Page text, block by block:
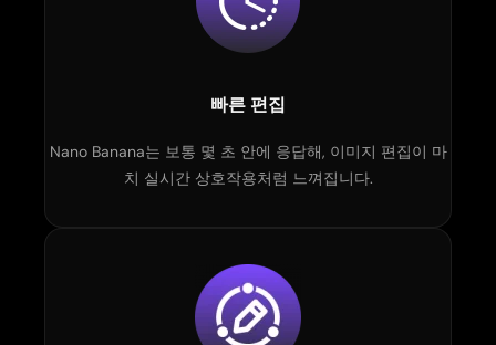
빠른 편집
Nano Banana는 보통 몇 초 안에 응답해, 이미지 편집이 마
치 실시간 상호작용처럼 느껴집니다.